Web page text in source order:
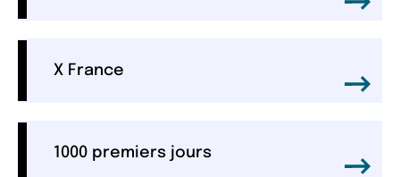
X France
1000 premiers jours